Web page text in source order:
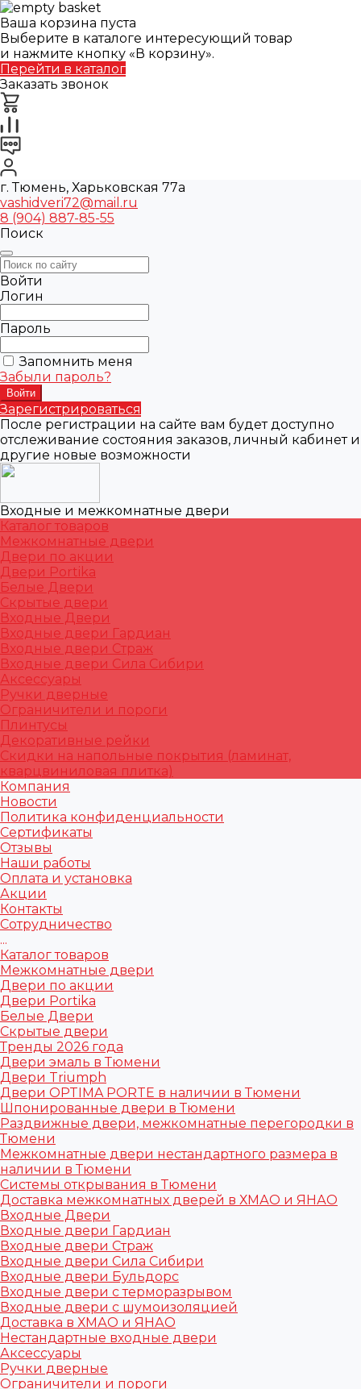
Ваша корзина пуста
Выберите в каталоге интересующий товар
и нажмите кнопку «В корзину».
Перейти в каталог
Заказать звонок
г. Тюмень, Харьковская 77а
vashidveri72@mail.ru
8 (904) 887-85-55
Поиск
Войти
Логин
Пароль
Запомнить меня
Забыли пароль?
Зарегистрироваться
После регистрации на сайте вам будет доступно
отслеживание состояния заказов, личный кабинет и
другие новые возможности
Входные и межкомнатные двери
Каталог товаров
Межкомнатные двери
Двери по акции
Двери Portika
Белые Двери
Скрытые двери
Входные Двери
Входные двери Гардиан
Входные двери Страж
Входные двери Сила Сибири
Аксессуары
Ручки дверные
Ограничители и пороги
Плинтусы
Декоративные рейки
Скидки на напольные покрытия (ламинат,
кварцвиниловая плитка)
Компания
Новости
Политика конфиденциальности
Сертификаты
Отзывы
Наши работы
Оплата и установка
Акции
Контакты
Сотрудничество
...
Каталог товаров
Межкомнатные двери
Двери по акции
Двери Portika
Белые Двери
Скрытые двери
Тренды 2026 года
Двери эмаль в Тюмени
Двери Triumph
Двери OPTIMA PORTE в наличии в Тюмени
Шпонированные двери в Тюмени
Раздвижные двери, межкомнатные перегородки в
Тюмени
Межкомнатные двери нестандартного размера в
наличии в Тюмени
Системы открывания в Тюмени
Доставка межкомнатных дверей в ХМАО и ЯНАО
Входные Двери
Входные двери Гардиан
Входные двери Страж
Входные двери Сила Сибири
Входные двери Бульдорс
Входные двери с терморазрывом
Входные двери с шумоизоляцией
Доставка в ХМАО и ЯНАО
Нестандартные входные двери
Аксессуары
Ручки дверные
Ограничители и пороги